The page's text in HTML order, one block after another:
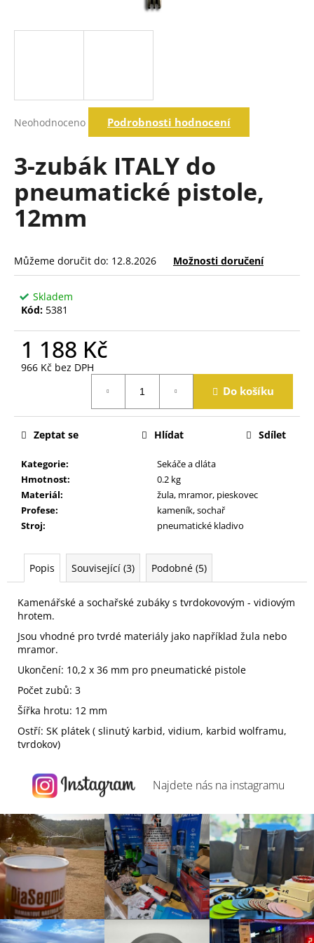
hodnocení
0,0
hvězdiček.
Neohodnoceno Podrobnosti hodnocení
3-zubák ITALY do
pneumatické pistole,
12mm
Můžeme doručit do: 12.8.2026 Možnosti doručení
Skladem
Kód: 5381
1 188 Kč
966 Kč bez DPH
Do košíku
Kategorie:
Sekáče a dláta
Hmotnost:
0.2 kg
Materiál:
žula, mramor, pieskovec
Profese:
kameník, sochař
Stroj: pneumatické kladivo
Zeptat se Hlídat Sdílet
Popis Související (3) Podobné (5)
Kamenářské a sochařské zubáky s tvrdokovovým - vidiovým
hrotem.
Jsou vhodné pro tvrdé materiály jako například žula nebo
mramor.
Ukončení: 10,2 x 36 mm pro pneumatické pistole
Počet zubů: 3
Šířka hrotu: 12 mm
Ostří: SK plátek ( slinutý karbid, vidium, karbid wolframu,
tvrdokov)
j
D
o
p
r
u
č
u
e
m
e
Najdete nás na instagramu